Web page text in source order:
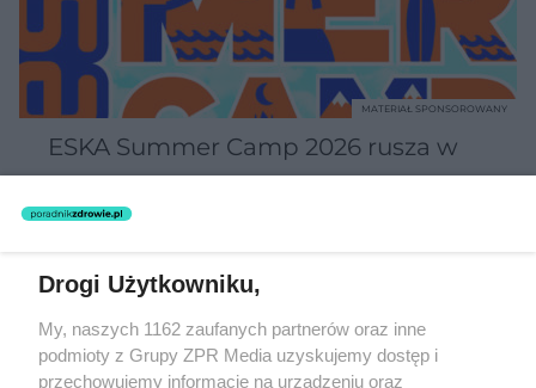
ESKA Summer Camp 2026 rusza w
trasę! Odwiedź strefę Wawel i
spróbuj kultowych Michałków z
MATERIAŁ SPONSOROWANY
Drogi Użytkowniku,
My, naszych 1162 zaufanych partnerów oraz inne
podmioty z Grupy ZPR Media uzyskujemy dostęp i
przechowujemy informacje na urządzeniu oraz